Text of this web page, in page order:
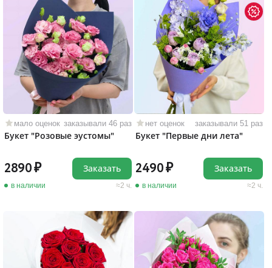
мало оценок заказывали 46 раз
Букет "Розовые эустомы"
2890
в наличии 2 ч.
Заказать
нет оценок заказывали 51 раз
Букет "Первые дни лета"
2490
в наличии 2 ч.
Заказать